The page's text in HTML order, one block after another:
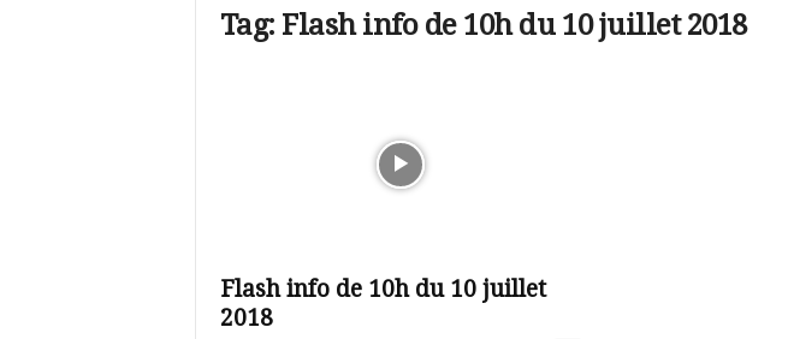
Tag: Flash info de 10h du 10 juillet 2018
Flash info de 10h du 10 juillet
2018